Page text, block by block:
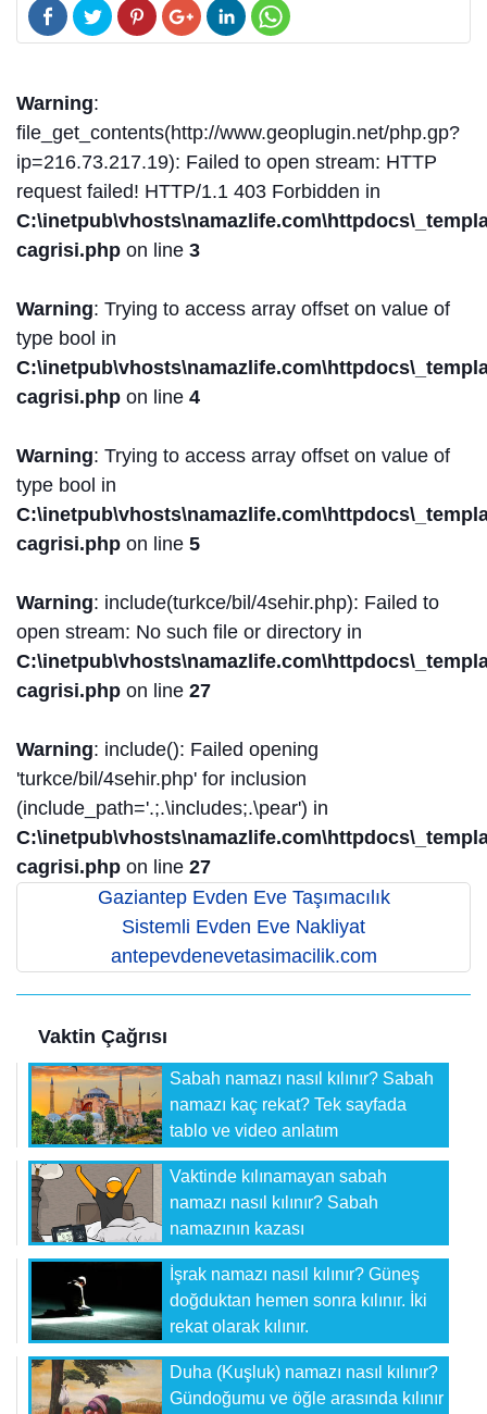
Warning:
file_get_contents(http://www.geoplugin.net/php.gp?
ip=216.73.217.19): Failed to open stream: HTTP
request failed! HTTP/1.1 403 Forbidden in
cagrisi.php on line 3
Warning: Trying to access array offset on value of
type bool in
cagrisi.php on line 4
Warning: Trying to access array offset on value of
type bool in
cagrisi.php on line 5
Warning: include(turkce/bil/4sehir.php): Failed to
open stream: No such file or directory in
cagrisi.php on line 27
Warning: include(): Failed opening
'turkce/bil/4sehir.php' for inclusion
(include_path='.;.\includes;.\pear') in
cagrisi.php on line 27
Gaziantep Evden Eve Taşımacılık
Sistemli Evden Eve Nakliyat
antepevdenevetasimacilik.com
Vaktin Çağrısı
Sabah namazı nasıl kılınır? Sabah
namazı kaç rekat? Tek sayfada
tablo ve video anlatım
Vaktinde kılınamayan sabah
namazı nasıl kılınır? Sabah
namazının kazası
İşrak namazı nasıl kılınır? Güneş
doğduktan hemen sonra kılınır. İki
rekat olarak kılınır.
Duha (Kuşluk) namazı nasıl kılınır?
Gündoğumu ve öğle arasında kılınır